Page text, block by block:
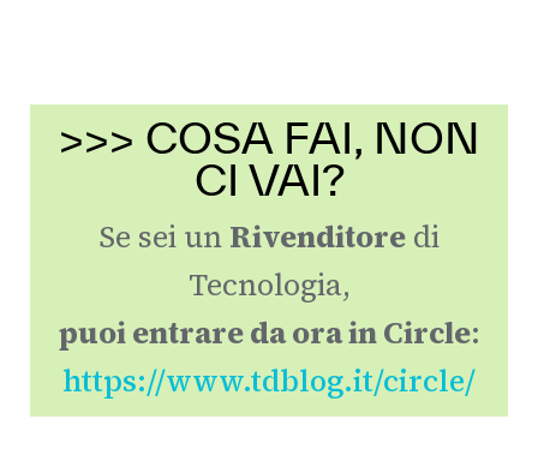
>>> COSA FAI, NON
CI VAI?
Se sei un Rivenditore di
Tecnologia,
puoi entrare da ora in Circle:
https://www.tdblog.it/circle/